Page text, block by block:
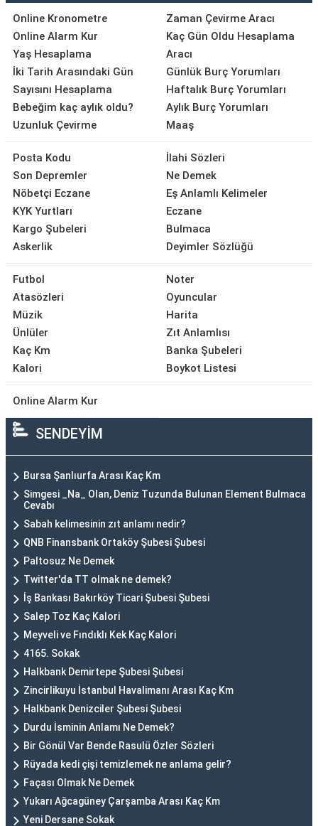
Online Kronometre
Online Alarm Kur
Yaş Hesaplama
İki Tarih Arasındaki Gün
Sayısını Hesaplama
Bebeğim kaç aylık oldu?
Uzunluk Çevirme
Zaman Çevirme Aracı
Kaç Gün Oldu Hesaplama
Aracı
Günlük Burç Yorumları
Haftalık Burç Yorumları
Aylık Burç Yorumları
Maaş
Posta Kodu
Son Depremler
Nöbetçi Eczane
KYK Yurtları
Kargo Şubeleri
Askerlik
İlahi Sözleri
Ne Demek
Eş Anlamlı Kelimeler
Eczane
Bulmaca
Deyimler Sözlüğü
Futbol
Atasözleri
Müzik
Ünlüler
Kaç Km
Kalori
Noter
Oyuncular
Harita
Zıt Anlamlısı
Banka Şubeleri
Boykot Listesi
Online Alarm Kur
SENDEYİM
Bursa Şanlıurfa Arası Kaç Km
Simgesi _Na_ Olan, Deniz Tuzunda Bulunan Element Bulmaca
Cevabı
Sabah kelimesinin zıt anlamı nedir?
QNB Finansbank Ortaköy Şubesi Şubesi
Paltosuz Ne Demek
Twitter'da TT olmak ne demek?
İş Bankası Bakırköy Ticari Şubesi Şubesi
Salep Toz Kaç Kalori
Meyveli ve Fındıklı Kek Kaç Kalori
4165. Sokak
Halkbank Demirtepe Şubesi Şubesi
Zincirlikuyu İstanbul Havalimanı Arası Kaç Km
Halkbank Denizciler Şubesi Şubesi
Durdu İsminin Anlamı Ne Demek?
Bir Gönül Var Bende Rasulü Özler Sözleri
Rüyada kedi çişi temizlemek ne anlama gelir?
Façası Olmak Ne Demek
Yukarı Ağcagüney Çarşamba Arası Kaç Km
Yeni Dersane Sokak